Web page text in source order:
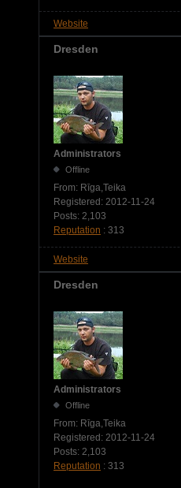
Website
Dresden
Administrators
Offline
From: Rīga,Teika
Registered: 2012-11-24
Posts: 2,103
Reputation : 313
Website
Dresden
Administrators
Offline
From: Rīga,Teika
Registered: 2012-11-24
Posts: 2,103
Reputation : 313